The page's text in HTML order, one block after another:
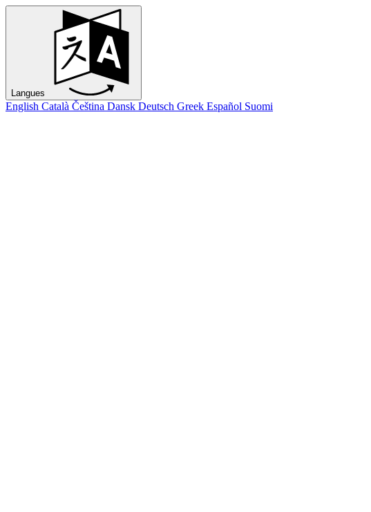
Langues
English Català Čeština Dansk Deutsch Greek Español Suomi